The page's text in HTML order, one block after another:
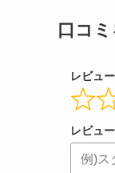
口コ
レビュ
レビュ